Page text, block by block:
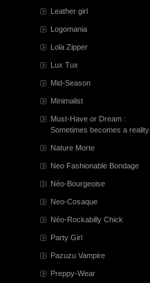
Leather girl
Logomania
Lola Zipper
Lux Tux
Mid-Season
Minimalist
Must-Have or Dream :
Sometimes becomes a reality
Nature Morte
Neo Fashionable Bondage
Néo-Bourgeoise
Neo-Cosaque
Néo-Rockabilly Chick
Party Girl
Pazuzu Vampire
Preppy-Wear